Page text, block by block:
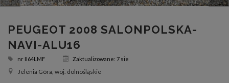
PEUGEOT 2008 SALONPOLSKA-
NAVI-ALU16
nr II64LMF Zaktualizowane: 7 sie
Jelenia Góra, woj. dolnośląskie